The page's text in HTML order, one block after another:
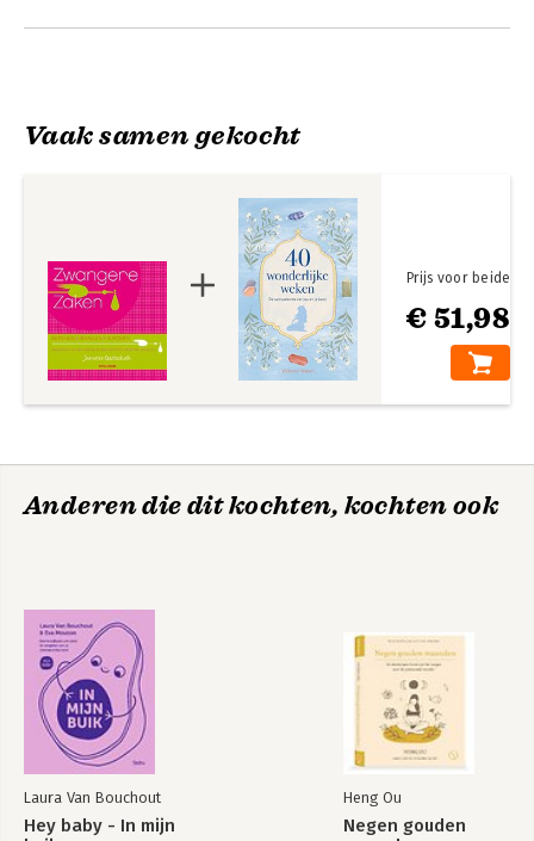
Vaak samen gekocht
€ 51,98
Prijs voor beide
Anderen die dit kochten, kochten ook
Laura Van Bouchout
Hey baby - In mijn
Heng Ou
Negen gouden